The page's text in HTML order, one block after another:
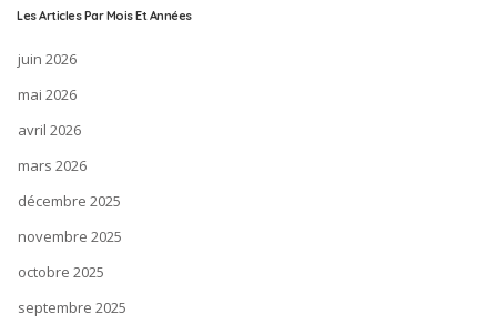
Les Articles Par Mois Et Années
juin 2026
mai 2026
avril 2026
mars 2026
décembre 2025
novembre 2025
octobre 2025
septembre 2025